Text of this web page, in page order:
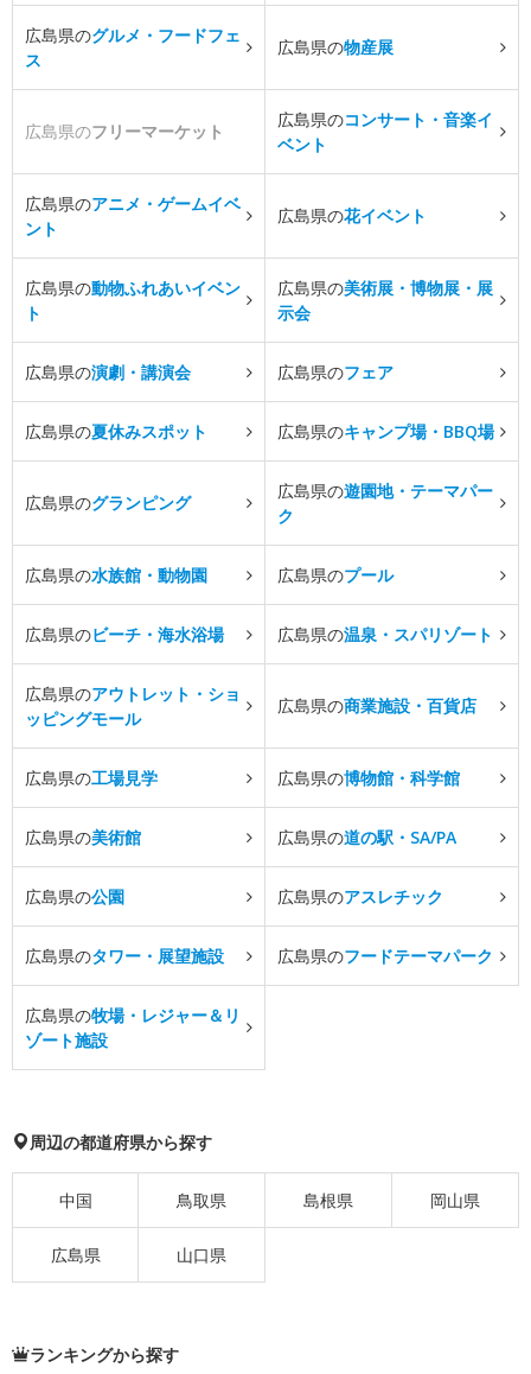
広島県のグルメ・フードフェ
ス
広島県の物産展
広島県のフリーマーケット
広島県のコンサート・音楽イ
ベント
広島県のアニメ・ゲームイベ
ント
広島県の花イベント
広島県の動物ふれあいイベン
ト
広島県の美術展・博物展・展
示会
広島県の演劇・講演会 広島県のフェア
広島県の夏休みスポット 広島県のキャンプ場・BBQ場
広島県のグランピング
広島県の遊園地・テーマパー
ク
広島県の水族館・動物園 広島県のプール
広島県のビーチ・海水浴場 広島県の温泉・スパリゾート
広島県のアウトレット・ショ
ッピングモール
広島県の商業施設・百貨店
広島県の工場見学 広島県の博物館・科学館
広島県の美術館 広島県の道の駅・SA/PA
広島県の公園 広島県のアスレチック
広島県のタワー・展望施設 広島県のフードテーマパーク
広島県の牧場・レジャー＆リ
ゾート施設
周辺の都道府県から探す
中国 鳥取県 島根県 岡山県
広島県 山口県
ランキングから探す